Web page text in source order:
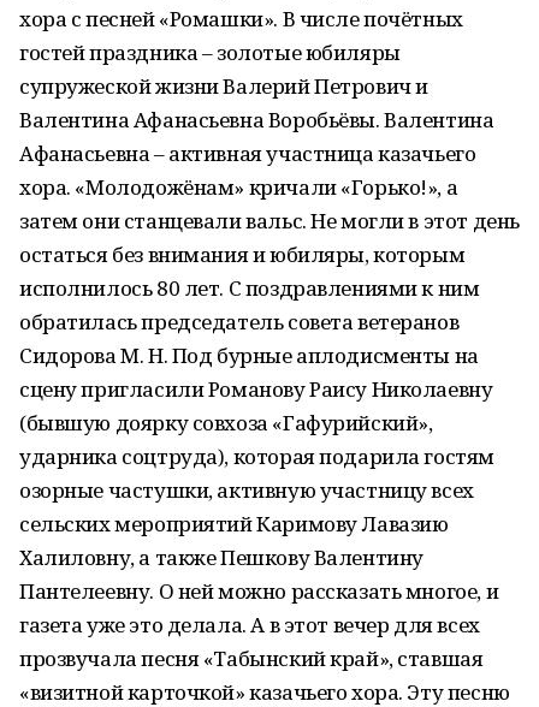
хора с песней «Ромашки». В числе почётных
гостей праздника – золотые юбиляры
супружеской жизни Валерий Петрович и
Валентина Афанасьевна Воробьёвы. Валентина
Афанасьевна – активная участница казачьего
хора. «Молодожёнам» кричали «Горько!», а
затем они станцевали вальс. Не могли в этот день
остаться без внимания и юбиляры, которым
исполнилось 80 лет. С поздравлениями к ним
обратилась председатель совета ветеранов
Сидорова М. Н. Под бурные аплодисменты на
сцену пригласили Романову Раису Николаевну
(бывшую доярку совхоза «Гафурийский»,
ударника соцтруда), которая подарила гостям
озорные частушки, активную участницу всех
сельских мероприятий Каримову Лавазию
Халиловну, а также Пешкову Валентину
Пантелеевну. О ней можно рассказать многое, и
газета уже это делала. А в этот вечер для всех
прозвучала песня «Табынский край», ставшая
«визитной карточкой» казачьего хора. Эту песню